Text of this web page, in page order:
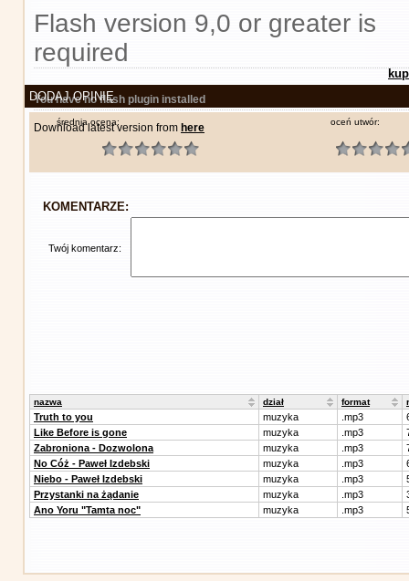
Flash version 9,0 or greater is
required
You have no flash plugin installed
Download latest version from here
DODAJ OPINIĘ
średnia ocena: oceń utwór:
KOMENTARZE:
Twój komentarz:
nazwa dział format
Truth to you muzyka .mp3
Like Before is gone
muzyka .mp3
Zabroniona - Dozwolona
muzyka .mp3
No Cóż - Paweł Izdebski
muzyka .mp3
Niebo - Paweł Izdebski
muzyka .mp3
Przystanki na żądanie
muzyka .mp3
Ano Yoru "Tamta noc"
muzyka .mp3